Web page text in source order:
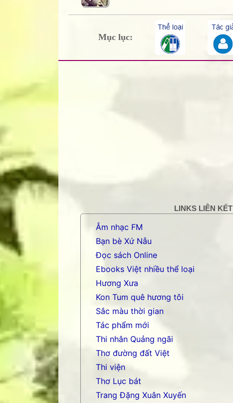
Mục lục:
LINKS LIÊN KẾT
Âm nhạc FM
Bạn bè Xứ Nẫu
Đọc sách Online
Ebooks Việt nhiều thể loại
Hương Xưa
Kon Tum quê hương tôi
Sắc màu thời gian
Tác phẩm mới
Thi nhân Quảng ngãi
Thơ đường đất Việt
Thi viện
Thơ Lục bát
Trang Đặng Xuân Xuyến